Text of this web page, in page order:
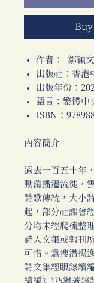
作者： 鄒穎文
出版社：香港
出版年份：
語言：繁體中
ISBN：
內容簡介
過去一百五十年
動蕩播遷流徙，
詩歌傳統，大小
起，部分社課曾
分均未經爬梳整
詩人文集或報刊
可惜。為搜潛揚
詩文集經眼錄續